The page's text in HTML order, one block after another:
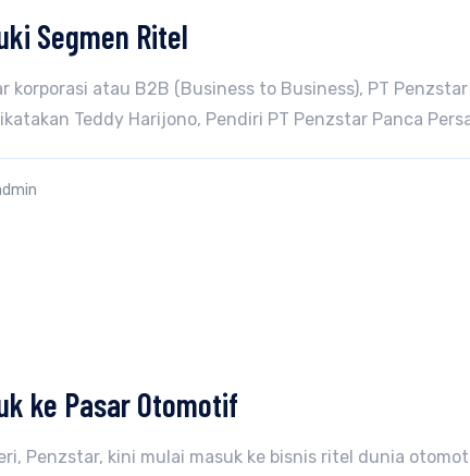
Segmen Ritel
korporasi atau B2B (Business to Business), PT
Teddy Harijono, Pendiri PT Penzstar Panca
ke Pasar Otomotif
Penzstar, kini mulai masuk ke bisnis ritel dunia